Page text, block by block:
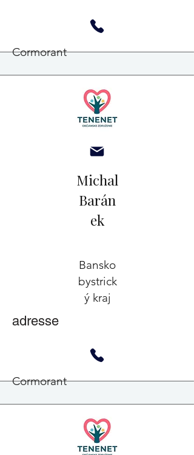
Cormorant
Michal
Barán
ek
Bansko
bystrick
ý kraj
adresse
Cormorant